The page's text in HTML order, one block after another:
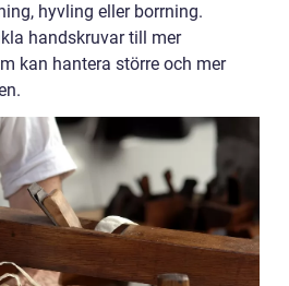
hyvling eller borrning.
handskruvar till mer
kan hantera större och mer